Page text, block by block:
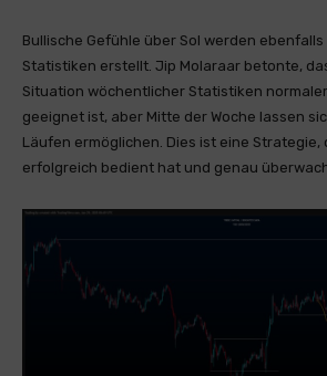
Bullische Gefühle über Sol werden
Statistiken erstellt. Jip Molaraar betonte,
Situation wöchentlicher Statistiken
geeignet ist, aber Mitte der Woche lassen
Läufen ermöglichen. Dies ist eine Strategie,
erfolgreich bedient hat und genau